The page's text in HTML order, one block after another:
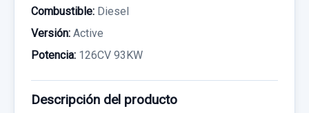
Combustible: Diesel
Versión: Active
Potencia: 126CV 93KW
Descripción del producto